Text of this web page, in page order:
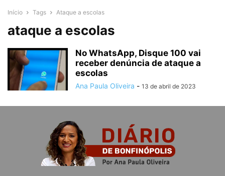
Início Tags Ataque a escolas
ataque a escolas
No WhatsApp, Disque 100 vai
receber denúncia de ataque a
escolas
Ana Paula Oliveira - 13 de abril de 2023